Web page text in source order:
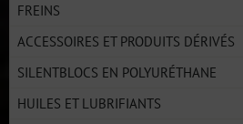
FREINS
ACCESSOIRES ET PRODUITS DÉRIVÉS
SILENTBLOCS EN POLYURÉTHANE
HUILES ET LUBRIFIANTS